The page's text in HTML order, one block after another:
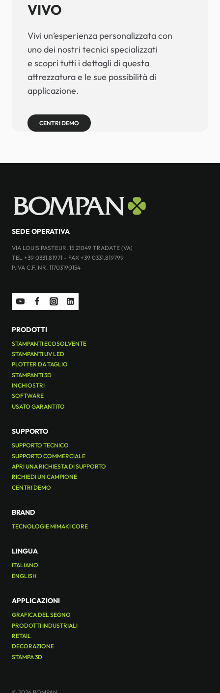
VIVO
Vivi un’esperienza personalizzata con
uno dei nostri tecnici specializzati
e scopri tutti i dettagli di questa
attrezzatura e le sue possibilità di
applicazione.
CENTRI DEMO
SEDE OPERATIVA
VIA LOUIS PASTEUR, 15 21049 TRADATE (VA)
TEL +39 0331.81971 - FAX +39 0331.819799
P.IVA C.F. NR. 11703190154
PRODOTTI
STAMPANTI ECOSOLVENTE
STAMPANTI UV LED
PLOTTER DA TAGLIO
STAMPANTI 3D
INCHIOSTRI
SOFTWARE
USATO GARANTITO
SUPPORTO
SUPPORTO TECNICO
SUPPORTO COMMERCIALE
APRI UNA RICHIESTA DI SUPPORTO
RICHIEDI UN CAMPIONE
CENTRI DEMO
BRAND
TECNOLOGIE MIMAKI CORE
LINGUA
ITALIANO
ENGLISH
APPLICAZIONI
GRAFICA DEL SEGNO
PRODOTTI INDUSTRIALI
RETAIL
DECORAZIONE
STAMPA 3D